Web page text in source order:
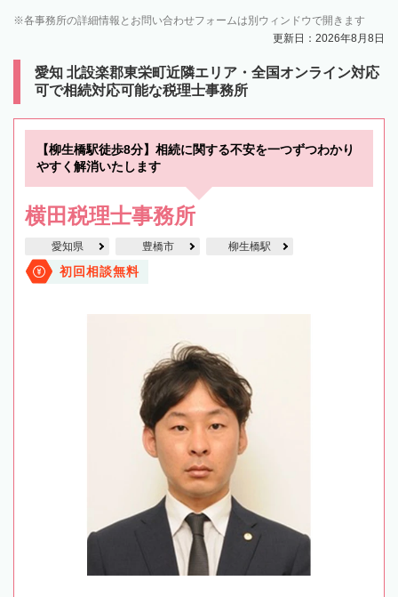
各事務所の詳細情報とお問い合わせフォームは別ウィンドウで開きます
更新日：2026年8月8日
愛知 北設楽郡東栄町近隣エリア・全国オンライン対応
可で相続対応可能な税理士事務所
【柳生橋駅徒歩8分】相続に関する不安を一つずつわかり
やすく解消いたします
横田税理士事務所
愛知県 豊橋市 柳生橋駅
初回相談無料